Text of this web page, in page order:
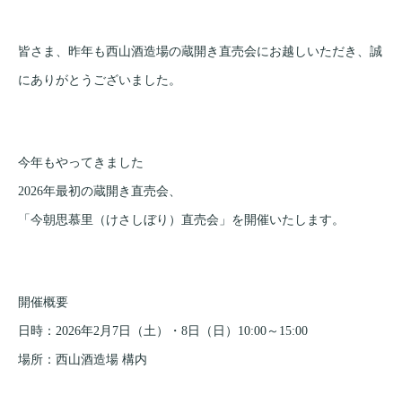
皆さま、昨年も西山酒造場の蔵開き直売会にお越しいただき、誠
にありがとうございました。
今年もやってきました
2026年最初の蔵開き直売会、
「今朝思慕里（けさしぼり）直売会」を開催いたします。
開催概要
日時：2026年2月7日（土）・8日（日）10:00～15:00
場所：西山酒造場 構内